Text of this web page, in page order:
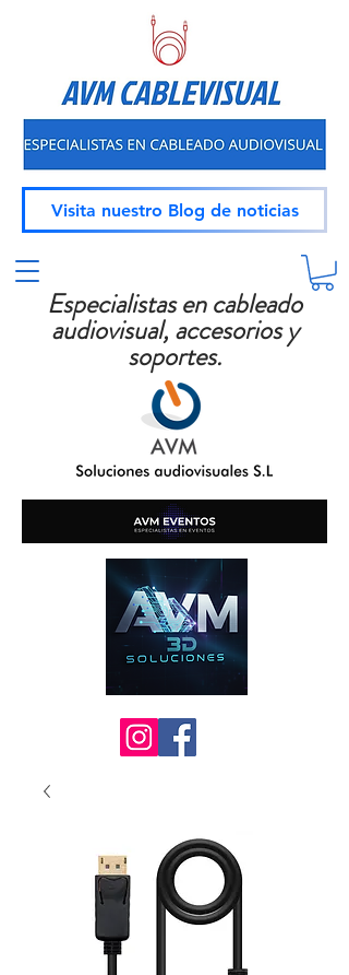
Visita nuestro Blog de noticias
Especialistas en cableado
audiovisual, accesorios y
soportes.